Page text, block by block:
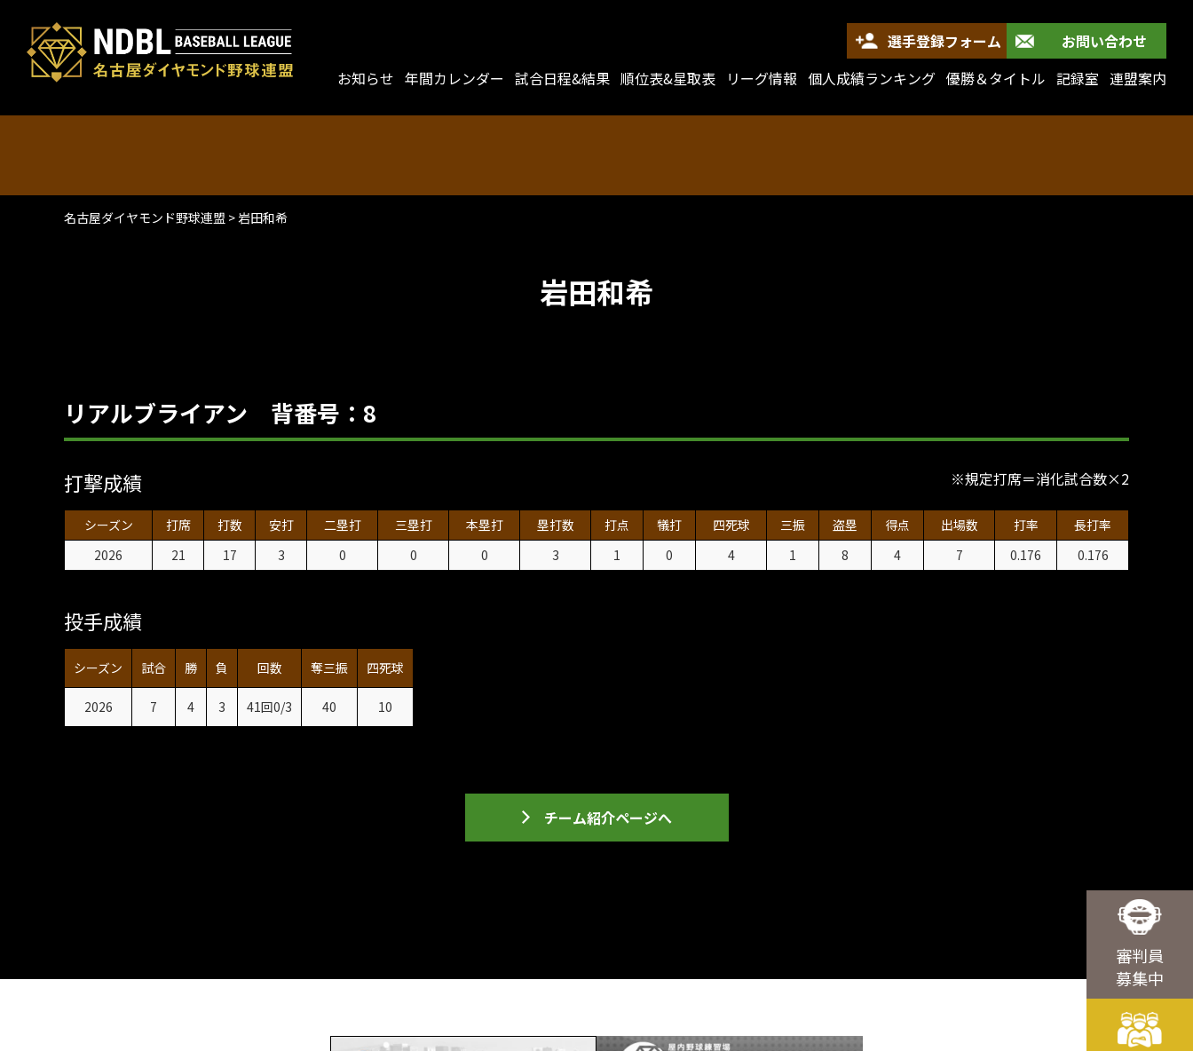
選手登録フォーム
お問い合わせ
お知らせ 年間カレンダー 試合日程&結果 順位表&星取表 リーグ情報 個人成績ランキング 優勝＆タイトル 記録室 連盟案内
名古屋ダイヤモンド野球連盟 >岩田和希
岩田和希
リアルブライアン 背番号：8
打撃成績 ※規定打席＝消化試合数×2
シーズン 打席 打数 安打 二塁打 三塁打 本塁打 塁打数 打点 犠打 四死球 三振 盗塁 得点 出場数 打率
長打率
2026
21 17 3 0 0 0 3 1 0 4 1 8 4 7 0.176 0.176
投手成績
シーズン 試合 勝 負 回数 奪三振 四死球
2026 7 4 3 41回0/3 40 10
チーム紹介ページへ
審判員
募集中